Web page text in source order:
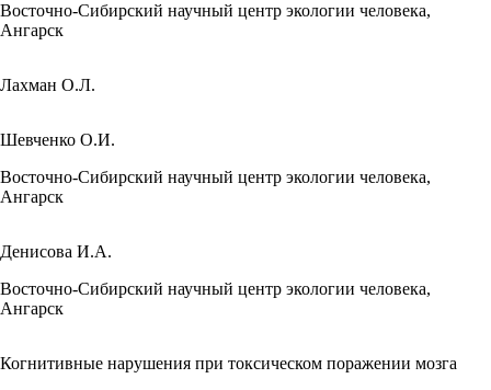
Восточно-Сибирский научный центр экологии человека,
Ангарск
Лахман О.Л.
Шевченко О.И.
Восточно-Сибирский научный центр экологии человека,
Ангарск
Денисова И.А.
Восточно-Сибирский научный центр экологии человека,
Ангарск
Когнитивные нарушения при токсическом поражении мозга